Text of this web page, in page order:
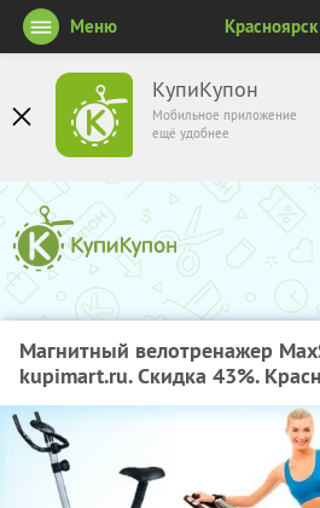
КупиКупон
Мобильное приложение
ещё удобнее
Меню Красноярск
Магнитный велотренажер
kupimart.ru. Скидка 43%.